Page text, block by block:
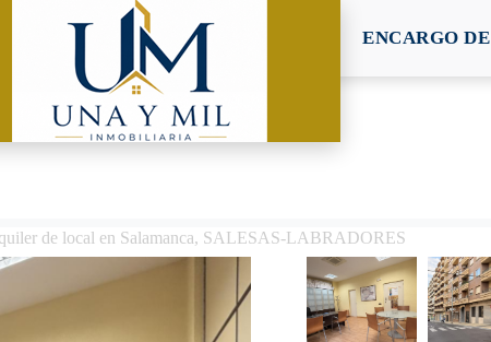
ENCARGO
de local en Salamanca, SALESAS-LABRADORES